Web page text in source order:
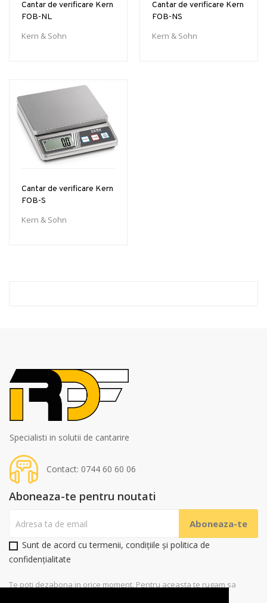
Cantar de verificare Kern
FOB-NL
Kern & Sohn
Cantar de verificare Kern
FOB-NS
Kern & Sohn
Cantar de verificare Kern
FOB-S
Kern & Sohn
Specialisti in solutii de cantarire
Contact: 0744 60 60 06
Aboneaza-te pentru noutati
Sunt de acord cu termenii, condițiile și politica de
confidențialitate
Te poti dezabona in orice moment. Pentru aceasta te rugam sa